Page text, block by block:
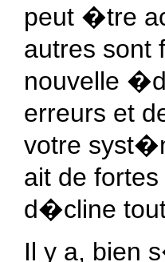
peut �tre
autres sont
nouvelle
erreurs et
votre
ait de
d�cline
Il y a, bien